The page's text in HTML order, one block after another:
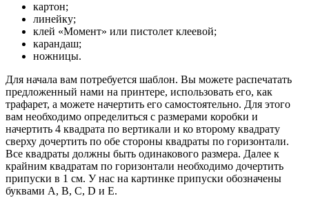
картон;
линейку;
клей «Момент» или пистолет клеевой;
карандаш;
ножницы.
Для начала вам потребуется шаблон. Вы можете распечатать
предложенный нами на принтере, использовать его, как
трафарет, а можете начертить его самостоятельно. Для этого
вам необходимо определиться с размерами коробки и
начертить 4 квадрата по вертикали и ко второму квадрату
сверху дочертить по обе стороны квадраты по горизонтали.
Все квадраты должны быть одинакового размера. Далее к
крайним квадратам по горизонтали необходимо дочертить
припуски в 1 см. У нас на картинке припуски обозначены
буквами A, B, C, D и E.